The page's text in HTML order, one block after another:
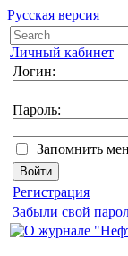
Русская версия
Личный кабинет
Логин:
Пароль:
Запомнить
Регистрация
Забыли свой